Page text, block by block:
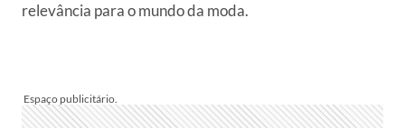
relevância para o mundo da moda.